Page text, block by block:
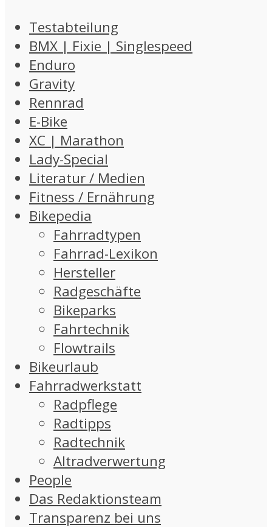
Testabteilung
BMX | Fixie | Singlespeed
Enduro
Gravity
Rennrad
E-Bike
XC | Marathon
Lady-Special
Literatur / Medien
Fitness / Ernährung
Bikepedia
Fahrradtypen
Fahrrad-Lexikon
Hersteller
Radgeschäfte
Bikeparks
Fahrtechnik
Flowtrails
Bikeurlaub
Fahrradwerkstatt
Radpflege
Radtipps
Radtechnik
Altradverwertung
People
Das Redaktionsteam
Transparenz bei uns